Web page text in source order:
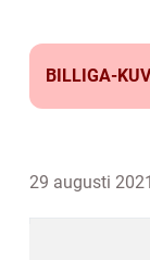
BILLIGA-
29 augusti 2021